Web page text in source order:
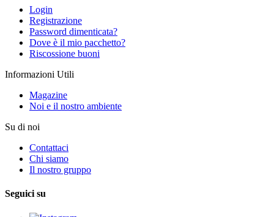
Login
Registrazione
Password dimenticata?
Dove è il mio pacchetto?
Riscossione buoni
Informazioni Utili
Magazine
Noi e il nostro ambiente
Su di noi
Contattaci
Chi siamo
Il nostro gruppo
Seguici su